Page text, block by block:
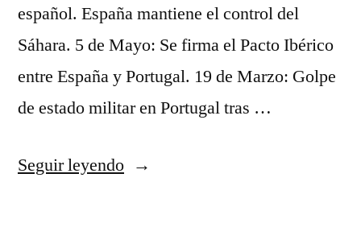
español. España mantiene el control del
Sáhara. 5 de Mayo: Se firma el Pacto Ibérico
entre España y Portugal. 19 de Marzo: Golpe
de estado militar en Portugal tras …
Seguir leyendo«camiseta